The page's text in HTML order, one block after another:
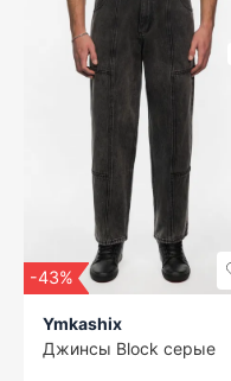
-43%
Ymkashix
Джинсы Block серые